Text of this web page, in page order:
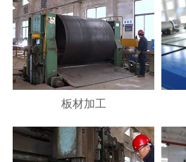
板材加工